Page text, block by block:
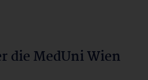
die MedUni Wien